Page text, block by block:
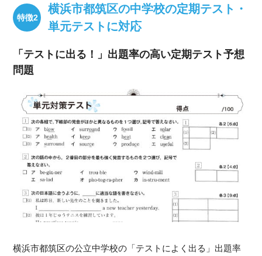
横浜市都筑区の中学校の定期テスト・
単元テストに対応
「テストに出る！」出題率の高い定期テスト予想
問題
横浜市都筑区の公立中学校の「テストによく出る」出題率